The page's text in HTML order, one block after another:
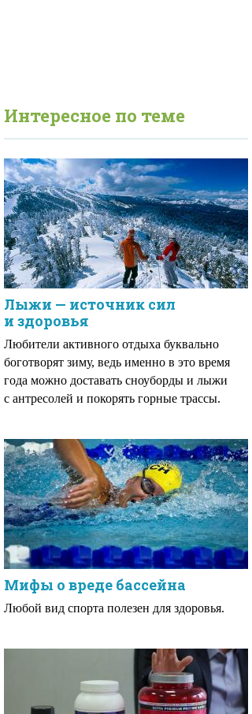
Интересное по теме
Лыжи — источник сил
и здоровья
Любители активного отдыха буквально
боготворят зиму, ведь именно в это время
года можно доставать сноуборды и лыжи
с антресолей и покорять горные трассы.
Мифы о вреде бассейна
Любой вид спорта полезен для здоровья.